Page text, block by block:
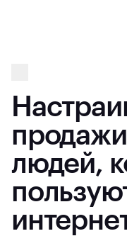
продажи
людей,